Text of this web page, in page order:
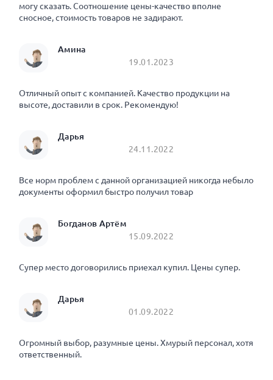
могу сказать. Соотношение цены-качество вполне
сносное, стоимость товаров не задирают.
Амина
19.01.2023
Отличный опыт с компанией. Качество продукции на
высоте, доставили в срок. Рекомендую!
Дарья
24.11.2022
Все норм проблем с данной организацией никогда небыло
документы оформил быстро получил товар
Богданов Артём
15.09.2022
Супер место договорились приехал купил. Цены супер.
Дарья
01.09.2022
Огромный выбор, разумные цены. Хмурый персонал, хотя
ответственный.